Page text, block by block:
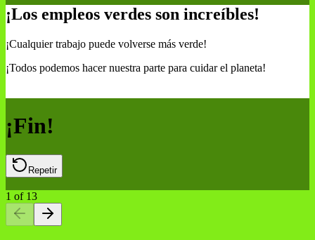
¡Los empleos verdes son increíbles!
¡Cualquier trabajo puede volverse más verde!
¡Todos podemos hacer nuestra parte para cuidar el planeta!
¡Fin!
Repetir
1 of 13